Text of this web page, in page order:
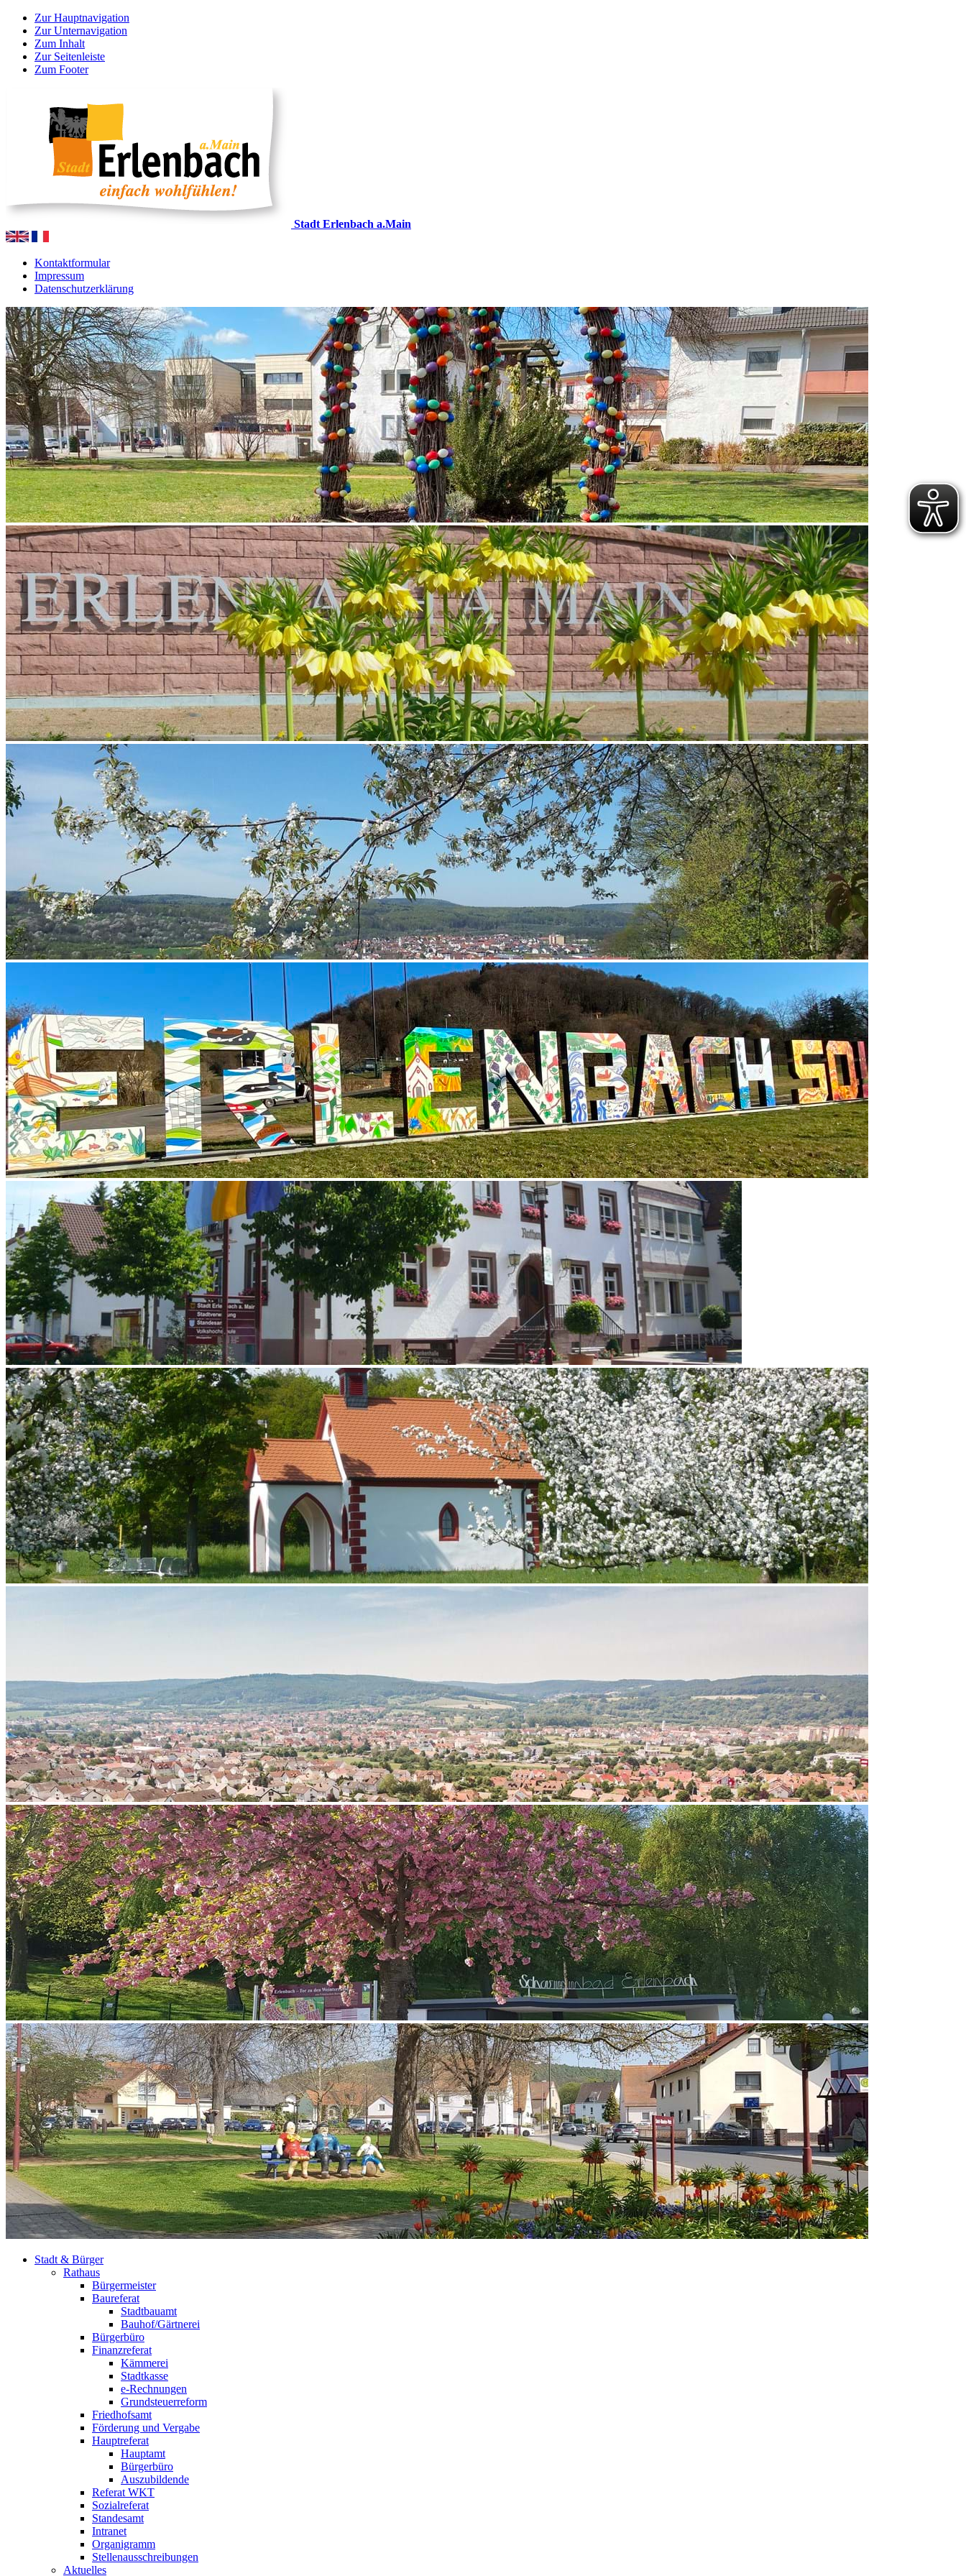
Zur Hauptnavigation
Zur Unternavigation
Zum Inhalt
Zur Seitenleiste
Zum Footer
Stadt Erlenbach a.Main
Kontaktformular
Impressum
Datenschutzerklärung
Stadt & Bürger
Rathaus
Bürgermeister
Baureferat
Stadtbauamt
Bauhof/Gärtnerei
Bürgerbüro
Finanzreferat
Kämmerei
Stadtkasse
e-Rechnungen
Grundsteuerreform
Friedhofsamt
Förderung und Vergabe
Hauptreferat
Hauptamt
Bürgerbüro
Auszubildende
Referat WKT
Sozialreferat
Standesamt
Intranet
Organigramm
Stellenausschreibungen
Aktuelles